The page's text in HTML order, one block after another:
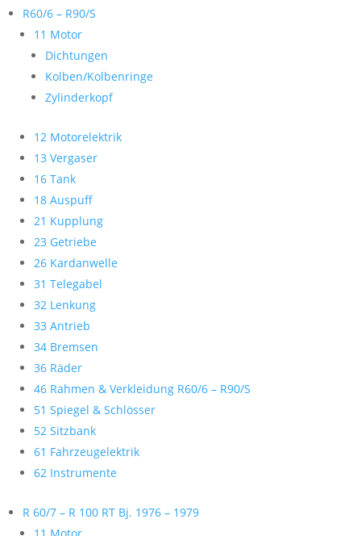
R60/6 – R90/S
11 Motor
Dichtungen
Kolben/Kolbenringe
Zylinderkopf
12 Motorelektrik
13 Vergaser
16 Tank
18 Auspuff
21 Kupplung
23 Getriebe
26 Kardanwelle
31 Telegabel
32 Lenkung
33 Antrieb
34 Bremsen
36 Räder
46 Rahmen & Verkleidung R60/6 – R90/S
51 Spiegel & Schlösser
52 Sitzbank
61 Fahrzeugelektrik
62 Instrumente
R 60/7 – R 100 RT Bj. 1976 – 1979